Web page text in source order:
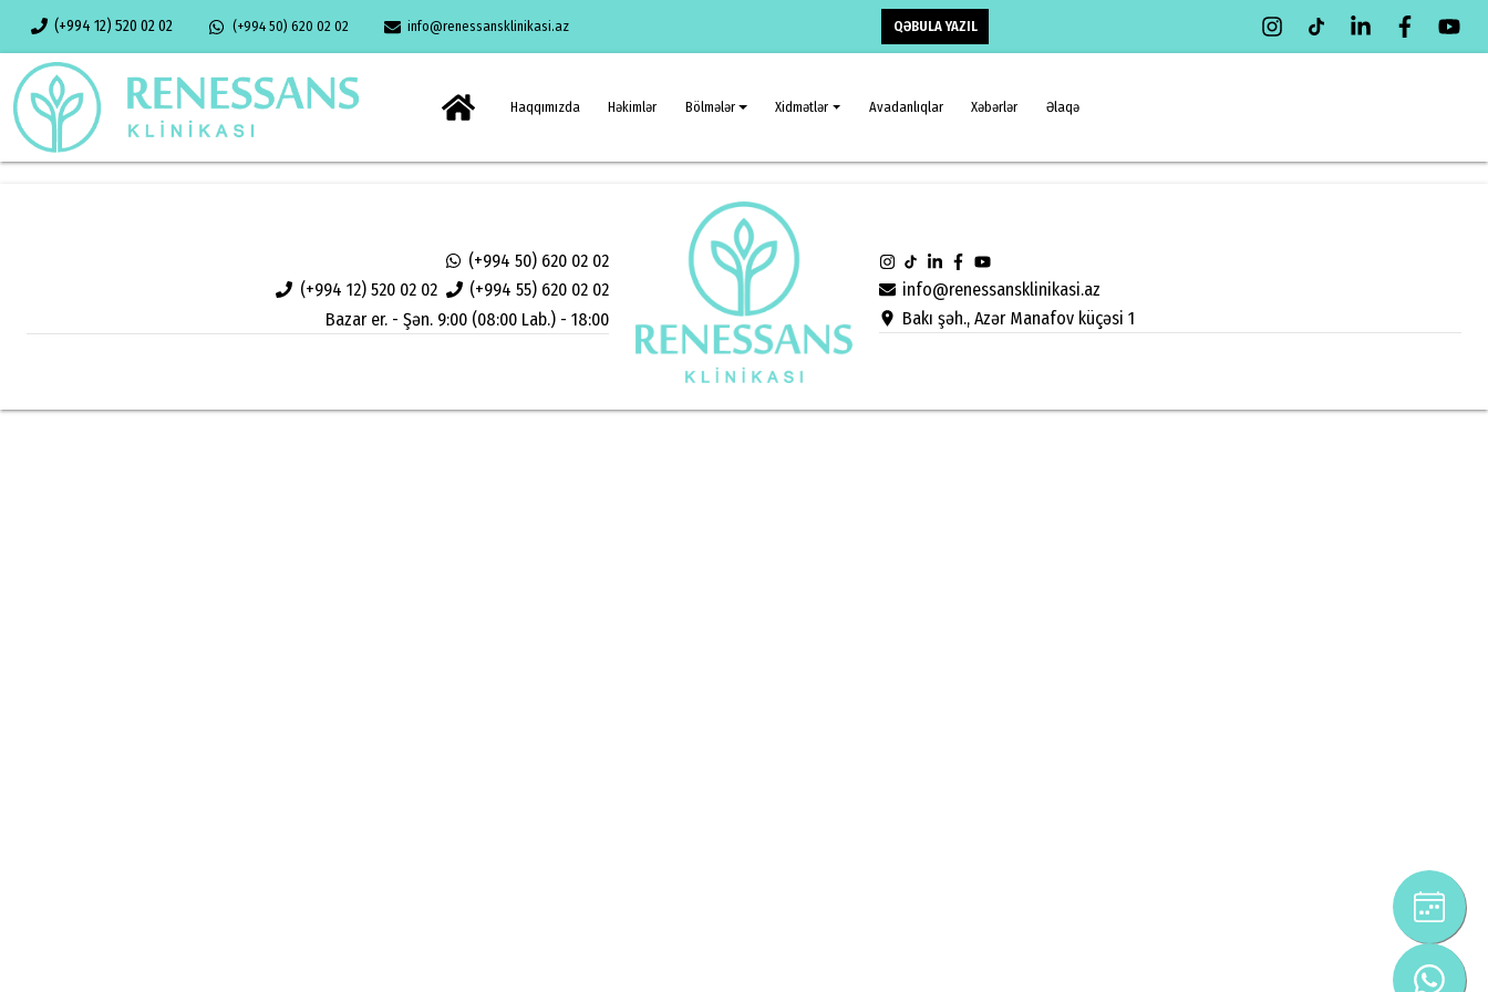
(+994 12) 520 02 02 (+994 50) 620 02 02 info@renessansklinikasi.az QƏBULA YAZIL
Haqqımızda Həkimlər Bölmələr Xidmətlər Avadanlıqlar Xəbərlər Əlaqə
info@renessansklinikasi.az
Bakı şəh., Azər Manafov küçəsi 1
(+994 12) 520 02 02 (+994 55) 620 02 02
(+994 50) 620 02 02
Bazar er. - Şən. 9:00 (08:00 Lab.) - 18:00